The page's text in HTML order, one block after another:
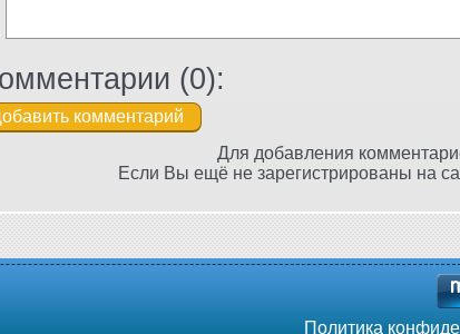
(0):
Для добавления
Если Вы ещё не зарегистрированы на
Политика